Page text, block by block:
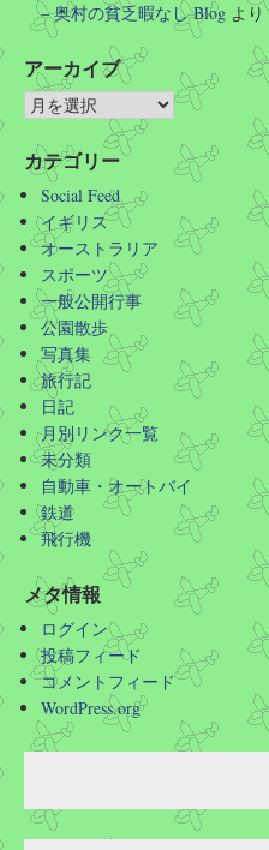
– 奥村の貧乏暇なし Blog より
アーカイブ
カテゴリー
Social Feed
イギリス
オーストラリア
スポーツ
一般公開行事
公園散歩
写真集
旅行記
日記
月別リンク一覧
未分類
自動車・オートバイ
鉄道
飛行機
メタ情報
ログイン
投稿フィード
コメントフィード
WordPress.org